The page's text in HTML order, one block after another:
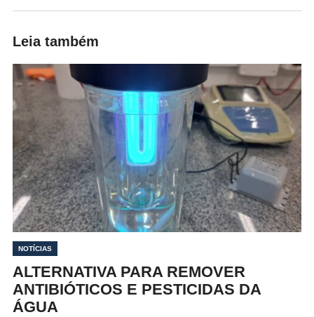
Leia também
NOTÍCIAS
ALTERNATIVA PARA REMOVER
ANTIBIÓTICOS E PESTICIDAS DA
ÁGUA